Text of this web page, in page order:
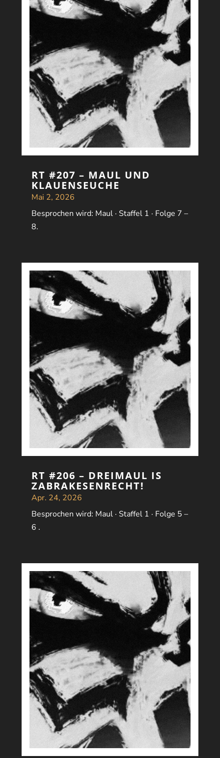
RT #207 – MAUL UND
KLAUENSEUCHE
Mai 2, 2026
Besprochen wird: Maul · Staffel 1 · Folge 7 –
8.
RT #206 – DREIMAUL IS
ZABRAKESENRECHT!
Apr. 24, 2026
Besprochen wird: Maul · Staffel 1 · Folge 5 –
6 .